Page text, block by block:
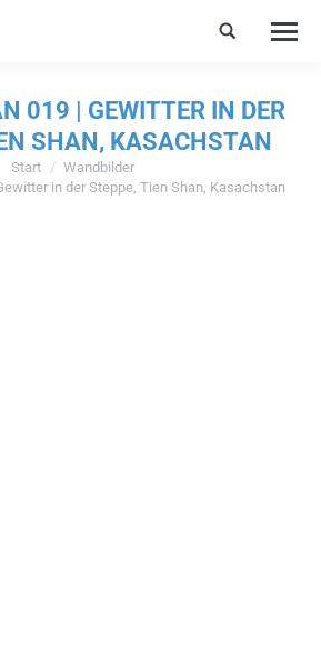
019 | GEWITTER IN DER
SHAN, KASACHSTAN
Start
Wandbilder
in der Steppe, Tien Shan, Kasachstan